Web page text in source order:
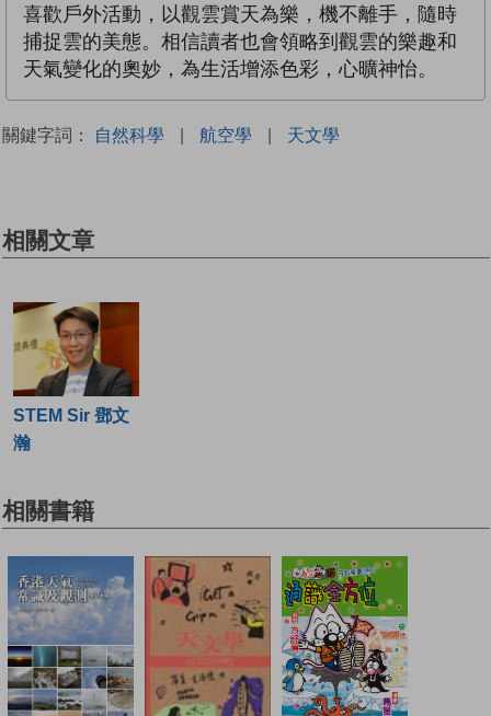
喜歡戶外活動，以觀雲賞天為樂，機不離手，隨時
捕捉雲的美態。相信讀者也會領略到觀雲的樂趣和
天氣變化的奧妙，為生活增添色彩，心曠神怡。
關鍵字詞： 自然科學 | 航空學 | 天文學
相關文章
STEM Sir 鄧文
瀚
相關書籍